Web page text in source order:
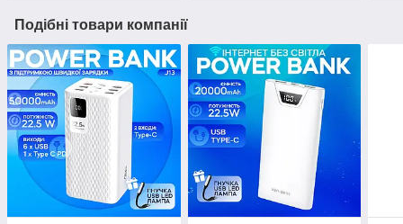
Подібні товари компанії